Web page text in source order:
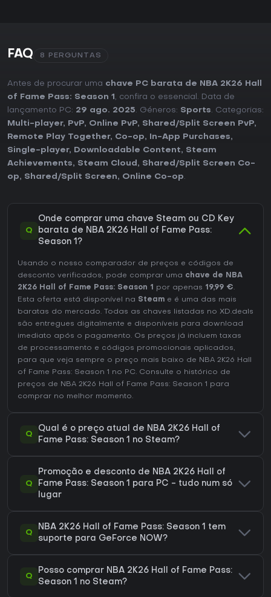
FAQ 8 PERGUNTAS
Antes de procurar uma chave PC barata de NBA 2K26 Hall
of Fame Pass: Season 1 , confira o essencial. Data de
lançamento PC: 29 ago. 2025. Géneros: Sports. Categorias:
Multi-player, PvP, Online PvP, Shared/Split Screen PvP,
Remote Play Together, Co-op, In-App Purchases,
Single-player, Downloadable Content, Steam
Achievements, Steam Cloud , Shared/Split Screen Co-
op, Shared/Split Screen, Online Co-op.
Q
Onde comprar uma chave Steam ou CD Key
barata de NBA 2K26 Hall of Fame Pass:
Season 1?
Usando o nosso comparador de preços e códigos de
desconto verificados, pode comprar uma chave de NBA
2K26 Hall of Fame Pass: Season 1
por apenas 19,99 €.
Esta oferta está disponível na Steam e é uma das mais
baratas do mercado. Todas as chaves listadas no XD.deals
são entregues digitalmente e disponíveis para download
imediato após o pagamento. Os preços já incluem taxas
de processamento e códigos promocionais aplicados,
para que veja sempre o preço mais baixo de NBA 2K26 Hall
of Fame Pass: Season 1 no PC. Consulte o histórico de
preços de NBA 2K26 Hall of Fame Pass: Season 1 para
comprar no melhor momento.
Q
Qual é o preço atual de NBA 2K26 Hall of
Fame Pass: Season 1 no Steam?
Q
Promoção e desconto de NBA 2K26 Hall of
Fame Pass: Season 1 para PC - tudo num só
lugar
Q
NBA 2K26 Hall of Fame Pass: Season 1 tem
suporte para GeForce NOW?
Q
Posso comprar NBA 2K26 Hall of Fame Pass:
Season 1 no Steam?